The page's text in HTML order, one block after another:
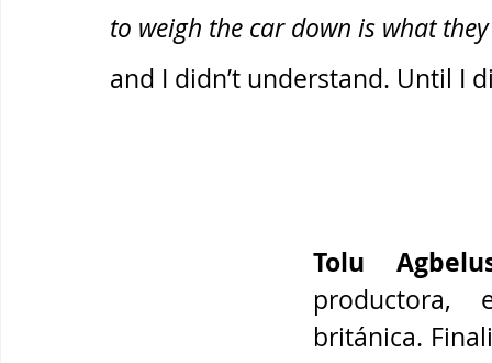
to weigh the car down is what
and I didn’t understand. Until I
Tolu
productora,
británica.